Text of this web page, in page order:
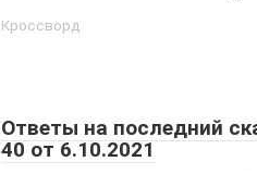
Кроссворд
Ответы на последний
40 от 6.10.2021